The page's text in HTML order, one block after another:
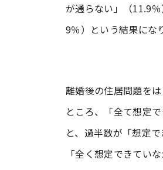
が通らない」（11.9
9％）という結果にな
離婚後の住居問題を
ところ、「全て想定
と、過半数が「想定
「全く想定できてい